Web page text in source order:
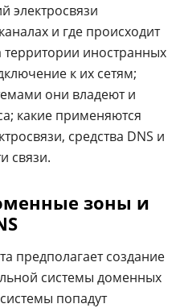
электросвязи
и где происходит
иностранных
к их сетям;
они владеют и
какие применяются
средства DNS и
связи.
зоны и
предполагает создание
системы доменных
попадут